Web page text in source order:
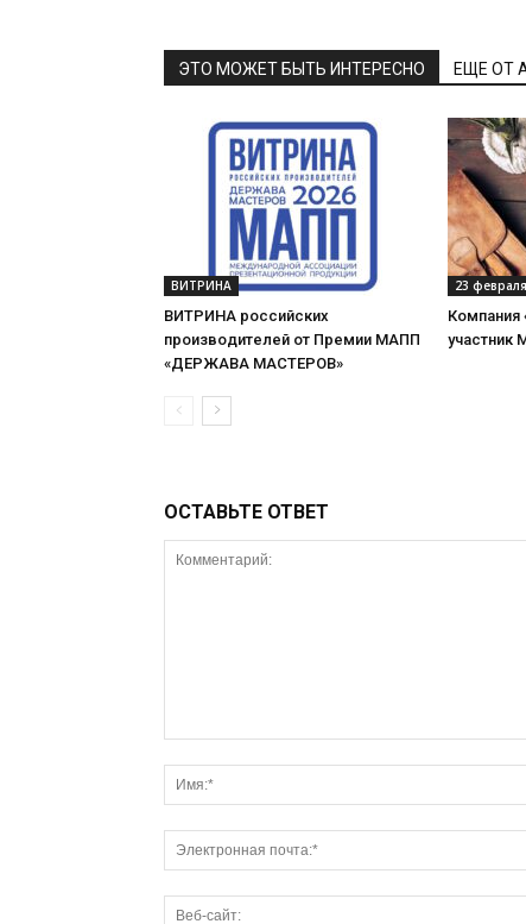
ЭТО МОЖЕТ БЫТЬ ИНТЕРЕСНО ЕЩЕ ОТ
ВИТРИНА
ВИТРИНА российских
производителей от Премии МАПП
«ДЕРЖАВА МАСТЕРОВ»
23
Компания
участник
ОСТАВЬТЕ ОТВЕТ